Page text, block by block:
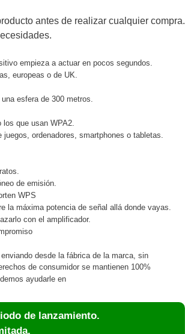
antes de realizar cualquier compra.
empieza a actuar en pocos segundos.
europeas o de UK.
esfera de 300 metros.
que usan WPA2.
ordenadores, smartphones o tabletas.
de emisión.
WPS
la máxima potencia de señal allá donde vayas.
con el amplificador.
desde la fábrica de la marca, sin
de consumidor se mantienen 100%
ayudarle en
de lanzamiento.